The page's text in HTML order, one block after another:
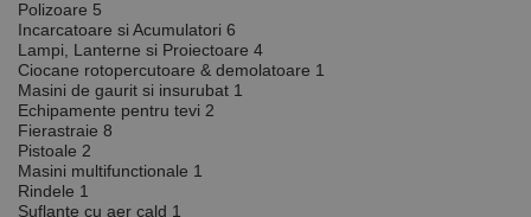
Polizoare 5
Incarcatoare si Acumulatori 6
Lampi, Lanterne si Proiectoare 4
Ciocane rotopercutoare & demolatoare 1
Masini de gaurit si insurubat 1
Echipamente pentru tevi 2
Fierastraie 8
Pistoale 2
Masini multifunctionale 1
Rindele 1
Suflante cu aer cald 1